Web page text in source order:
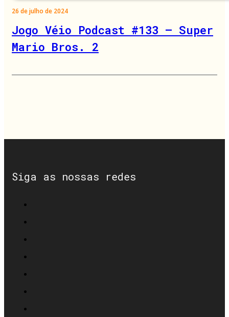
26 de julho de 2024
Jogo Véio Podcast #133 – Super
Mario Bros. 2
Siga as nossas redes